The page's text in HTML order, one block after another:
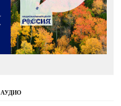
АУДИО